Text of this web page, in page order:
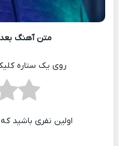
متن آهنگ
روی یک ستاره
اولین نفری باشید